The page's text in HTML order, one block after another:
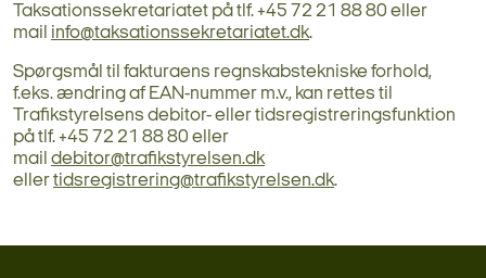
Taksationssekretariatet på tlf. +45 72 21 88 80 eller
mail info@taksationssekretariatet.dk.
Spørgsmål til fakturaens regnskabstekniske forhold,
f.eks. ændring af EAN-nummer m.v., kan rettes til
Trafikstyrelsens debitor- eller tidsregistreringsfunktion
på tlf. +45 72 21 88 80 eller
mail debitor@trafikstyrelsen.dk
ellertidsregistrering@trafikstyrelsen.dk.